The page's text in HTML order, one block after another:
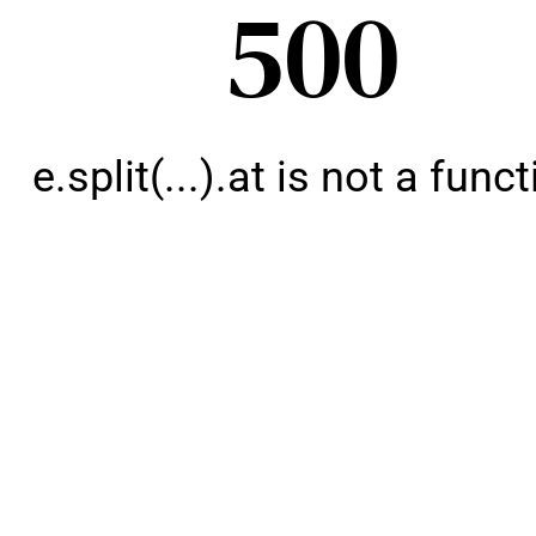
500
e.split(...).at is not a